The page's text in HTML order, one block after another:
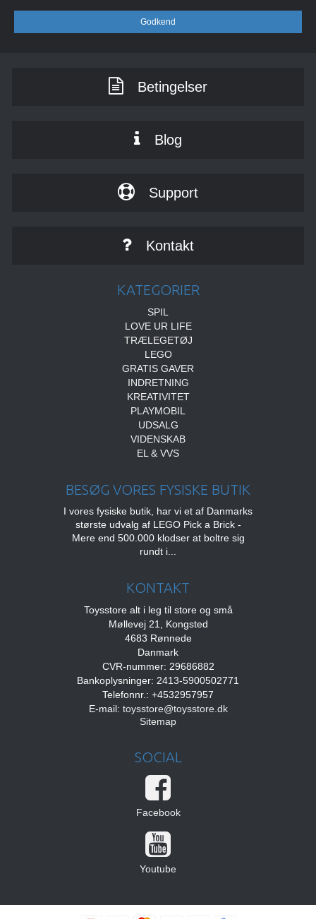
Godkend
Betingelser
Blog
Support
Kontakt
KATEGORIER
SPIL
LOVE UR LIFE
TRÆLEGETØJ
LEGO
GRATIS GAVER
INDRETNING
KREATIVITET
PLAYMOBIL
UDSALG
VIDENSKAB
EL & VVS
BESØG VORES FYSISKE BUTIK
I vores fysiske butik, har vi et af Danmarks
største udvalg af LEGO Pick a Brick -
Mere end 500.000 klodser at boltre sig
rundt i...
KONTAKT
Toysstore alt i leg til store og små
Møllevej 21, Kongsted
4683 Rønnede
Danmark
CVR-nummer: 29686882
Bankoplysninger: 2413-5900502771
Telefonnr.: +4532957957
E-mail: toysstore@toysstore.dk
Sitemap
SOCIAL
Facebook
Youtube